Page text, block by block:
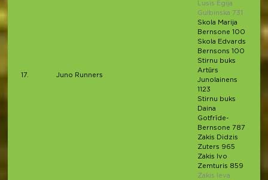
17. Juno Runners
Lusis Egija
Gulbinska 731
Skola Marija
Bernsone 100
Skola Edvards
Bernsons 100
Stirnu buks
Artūrs
Junolainens
1123
Stirnu buks
Daina
Gotfrīde-
Bernsone 787
Zakis Didzis
Zuters 965
Zakis Ivo
Zemturis 859
Zakis Ieva